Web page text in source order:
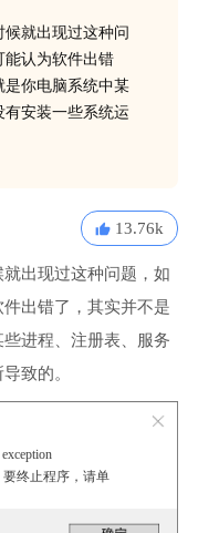
就出现过这种问
能认为软件出错
是你电脑系统中某
安装一些系统运
13.76k
出现过这种问题，如
出错了，其实并不是
进程、注册表、服务
致的。
要终止程序，请单